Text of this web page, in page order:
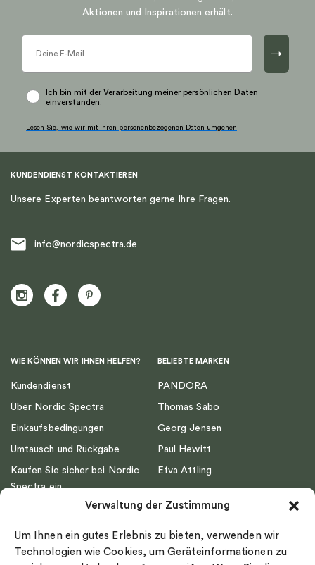
Verwaltung der Zustimmung
Um Ihnen ein gutes Erlebnis zu bieten, verwenden wir
Technologien wie Cookies, um Geräteinformationen zu
Aktionen und Inspirationen erhält.
→
Ich bin mit der Verarbeitung meiner persönlichen Daten
einverstanden.
Lesen Sie, wie wir mit Ihren personenbezogenen Daten umgehen
KUNDENDIENST KONTAKTIEREN
Unsere Experten beantworten gerne Ihre Fragen.
info@nordicspectra.de
WIE KÖNNEN WIR IHNEN HELFEN?
Kundendienst
Über Nordic Spectra
Einkaufsbedingungen
Umtausch und Rückgabe
Kaufen Sie sicher bei Nordic
Spectra ein
Impressum
Ringgröße
BELIEBTE MARKEN
PANDORA
Thomas Sabo
Georg Jensen
Paul Hewitt
Efva Attling
Drakenberg Sjölin
Nordic Spectra